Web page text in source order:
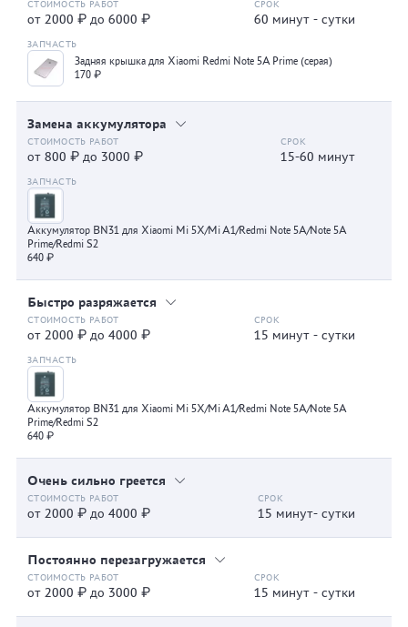
от 2000 ₽ до 6000 ₽ 60 минут - сутки
Задняя крышка для Xiaomi Redmi Note 5A Prime (серая)
170 ₽
Замена аккумулятора
от 800 ₽ до 3000 ₽ 15-60 минут
Аккумулятор BN31 для Xiaomi Mi 5X/Mi A1/Redmi Note 5A/Note 5A
Prime/Redmi S2
640 ₽
Быстро разряжается
от 2000 ₽ до 4000 ₽ 15 минут - сутки
Аккумулятор BN31 для Xiaomi Mi 5X/Mi A1/Redmi Note 5A/Note 5A
Prime/Redmi S2
640 ₽
Очень сильно греется
от 2000 ₽ до 4000 ₽ 15 минут- сутки
Постоянно перезагружается
от 2000 ₽ до 3000 ₽ 15 минут - сутки